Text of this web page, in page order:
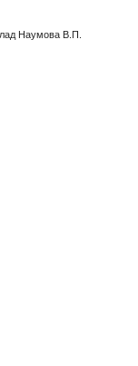
Наумова В.П.